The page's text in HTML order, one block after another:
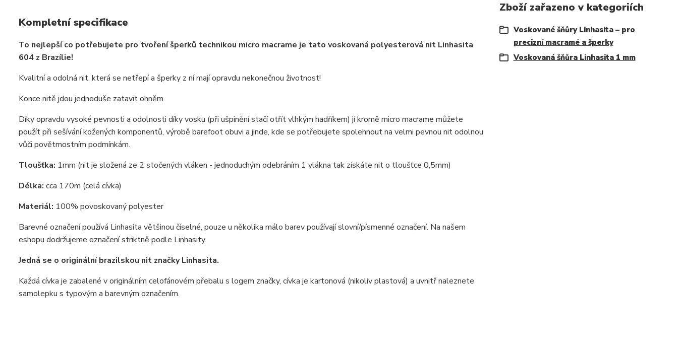
Kompletní specifikace
To nejlepší co potřebujete pro tvoření šperků technikou micro macrame je tato voskovaná polyesterová nit Linhasita
604 z Brazílie!
Kvalitní a odolná nit, která se netřepí a šperky z ní mají opravdu nekonečnou životnost!
Konce nitě jdou jednoduše zatavit ohněm.
Díky opravdu vysoké pevnosti a odolnosti díky vosku (při ušpinění stačí otřít vlhkým hadříkem) jí kromě micro macrame můžete
použít při sešívání kožených komponentů, výrobě barefoot obuvi a jinde, kde se potřebujete spolehnout na velmi pevnou nit odolnou
vůči povětrnostním podmínkám.
Tloušťka: 1mm (nit je složená ze 2 stočených vláken - jednoduchým odebráním 1 vlákna tak získáte nit o tloušťce 0,5mm)
Délka: cca 170m (celá cívka)
Materiál: 100% povoskovaný polyester
Barevné označení používá Linhasita většinou číselné, pouze u několika málo barev používají slovní/písmenné označení. Na našem
eshopu dodržujeme označení striktně podle Linhasity.
Jedná se o originální brazilskou nit značky Linhasita.
Každá cívka je zabalené v originálním celofánovém přebalu s logem značky, cívka je kartonová (nikoliv plastová) a uvnitř naleznete
samolepku s typovým a barevným označením.
Zboží zařazeno v kategoriích
Voskované šňůry Linhasita – pro
precizní macramé a šperky
Voskovaná šňůra Linhasita 1 mm